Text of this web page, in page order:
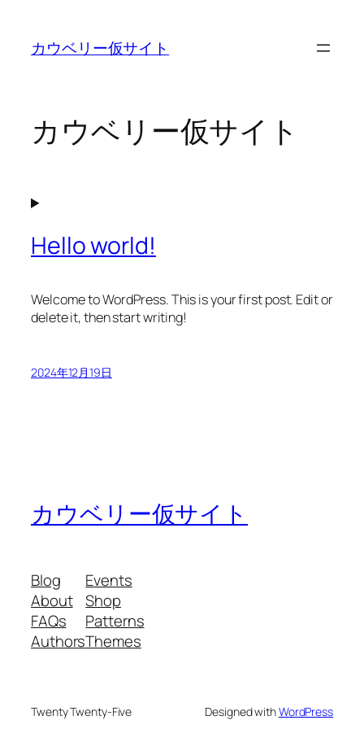
カウベリー仮サイト
カウベリー仮サイト
Hello world!
Welcome to WordPress. This is your first post. Edit or
delete it, then start writing!
2024年12月19日
カウベリー仮サイト
Blog
About
FAQs
Authors
Events
Shop
Patterns
Themes
Twenty Twenty-Five Designed withWordPress